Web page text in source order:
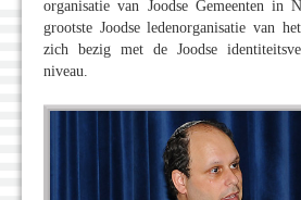
organisatie van Joodse Gemeenten in
grootste Joodse ledenorganisatie van
zich bezig met de Joodse
niveau.